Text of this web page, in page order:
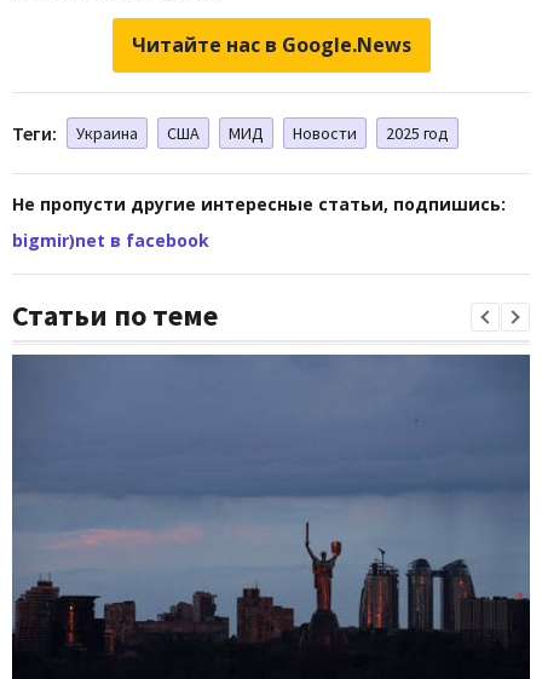
Читайте нас в Google.News
Теги: Украина США МИД Новости 2025 год
Не пропусти другие интересные статьи, подпишись:
bigmir)net в facebook
Статьи по теме